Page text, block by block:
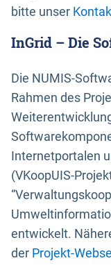
bitte unser
InGrid – Die
Die NUMIS-
Rahmen des
Internetportalen
(VKoopUIS-
entwickelt.
der Projekt-